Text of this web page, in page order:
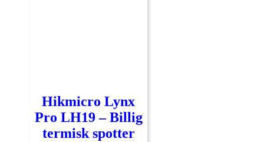
Hikmicro Lynx
Pro LH19 – Billig
termisk spotter